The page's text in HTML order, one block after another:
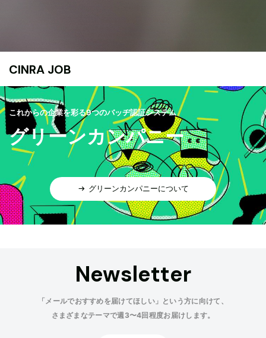
CINRA JOB
これからの企業を彩る9つのバッヂ認証システム
グリーンカンパニー
グリーンカンパニーについて
Newsletter
「メールでおすすめを届けてほしい」という方に向けて、
さまざまなテーマで週3〜4回程度お届けします。